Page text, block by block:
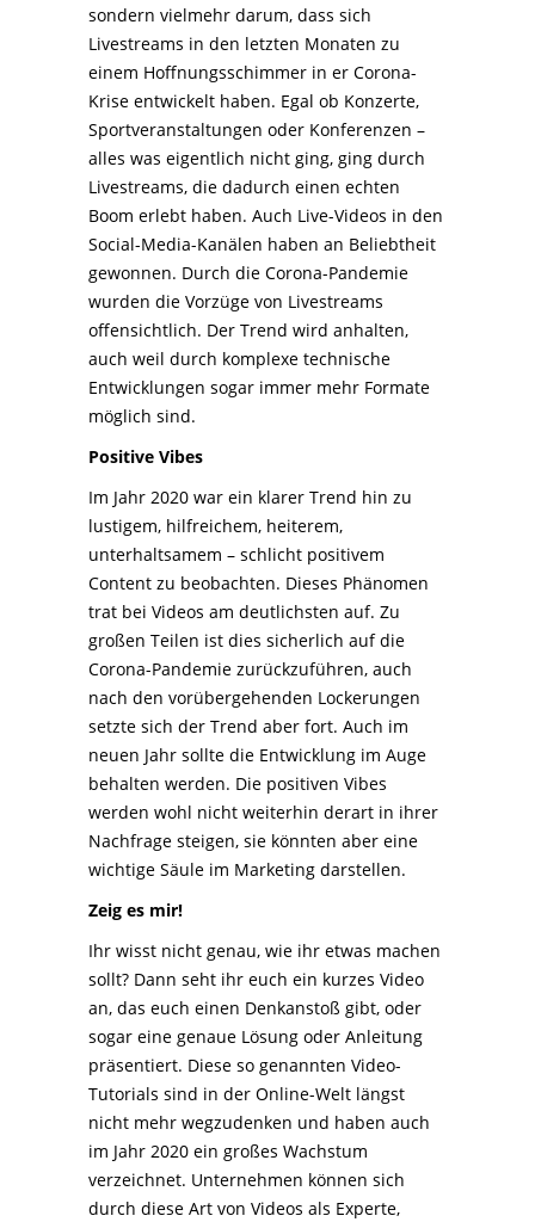
sondern vielmehr darum, dass sich
Livestreams in den letzten Monaten zu
einem Hoffnungsschimmer in er Corona-
Krise entwickelt haben. Egal ob Konzerte,
Sportveranstaltungen oder Konferenzen –
alles was eigentlich nicht ging, ging durch
Livestreams, die dadurch einen echten
Boom erlebt haben. Auch Live-Videos in den
Social-Media-Kanälen haben an Beliebtheit
gewonnen. Durch die Corona-Pandemie
wurden die Vorzüge von Livestreams
offensichtlich. Der Trend wird anhalten,
auch weil durch komplexe technische
Entwicklungen sogar immer mehr Formate
möglich sind.
Positive Vibes
Im Jahr 2020 war ein klarer Trend hin zu
lustigem, hilfreichem, heiterem,
unterhaltsamem – schlicht positivem
Content zu beobachten. Dieses Phänomen
trat bei Videos am deutlichsten auf. Zu
großen Teilen ist dies sicherlich auf die
Corona-Pandemie zurückzuführen, auch
nach den vorübergehenden Lockerungen
setzte sich der Trend aber fort. Auch im
neuen Jahr sollte die Entwicklung im Auge
behalten werden. Die positiven Vibes
werden wohl nicht weiterhin derart in ihrer
Nachfrage steigen, sie könnten aber eine
wichtige Säule im Marketing darstellen.
Zeig es mir!
Ihr wisst nicht genau, wie ihr etwas machen
sollt? Dann seht ihr euch ein kurzes Video
an, das euch einen Denkanstoß gibt, oder
sogar eine genaue Lösung oder Anleitung
präsentiert. Diese so genannten Video-
Tutorials sind in der Online-Welt längst
nicht mehr wegzudenken und haben auch
im Jahr 2020 ein großes Wachstum
verzeichnet. Unternehmen können sich
durch diese Art von Videos als Experte,